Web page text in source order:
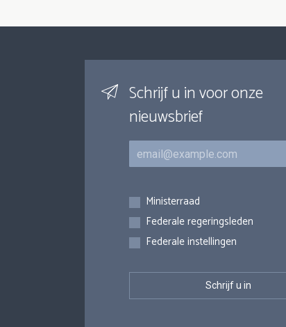
Schrijf u in voor onze
nieuwsbrief
E-mail
Inschrijvingen
Ministerraad
Federale regeringsleden
Federale instellingen